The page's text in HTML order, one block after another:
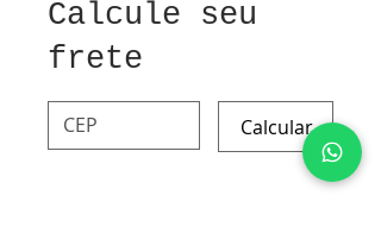
Calcule seu
frete
Calcular